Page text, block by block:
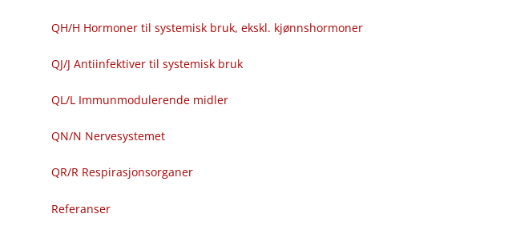
QH​/​H Hormoner til systemisk bruk, ekskl. kjønnshormoner
QJ​/​J Antiinfektiver til systemisk bruk
QL​/​L Immunmodulerende midler
QN​/​N Nervesystemet
QR​/​R Respirasjonsorganer
Referanser